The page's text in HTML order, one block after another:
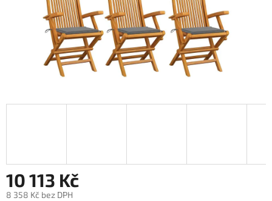
10 113 Kč
8 358 Kč bez DPH